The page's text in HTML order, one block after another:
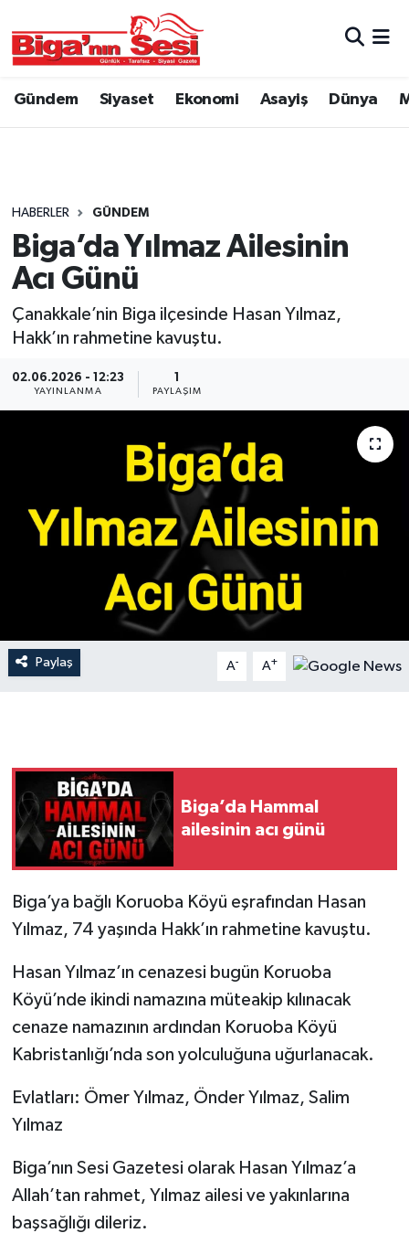
Gündem Siyaset Ekonomi Asayiş Dünya
HABERLER GÜNDEM
Biga’da Yılmaz Ailesinin
Acı Günü
Çanakkale’nin Biga ilçesinde Hasan Yılmaz,
Hakk’ın rahmetine kavuştu.
02.06.2026 - 12:23
YAYINLANMA
1
PAYLAŞIM
Paylaş A- A+
Biga’da Hammal
ailesinin acı günü
Biga’ya bağlı Koruoba Köyü eşrafından Hasan
Yılmaz, 74 yaşında Hakk’ın rahmetine kavuştu.
Hasan Yılmaz’ın cenazesi bugün Koruoba
Köyü’nde ikindi namazına müteakip kılınacak
cenaze namazının ardından Koruoba Köyü
Kabristanlığı’nda son yolculuğuna uğurlanacak.
Evlatları: Ömer Yılmaz, Önder Yılmaz, Salim
Yılmaz
Biga’nın Sesi Gazetesi olarak Hasan Yılmaz’a
Allah’tan rahmet, Yılmaz ailesi ve yakınlarına
başsağlığı dileriz.
Asayiş
Belediye
Dünya
Ekonomi
Genel
İlan
Kültür Sanat
Otomobil
Resmî ilanlar
Sağlık
Siyaset
Spor
Teknoloji
Ulusal
Yaşam
Çanakkale Hava Durumu
Tüm Manşetler
Son Dakika Haberleri